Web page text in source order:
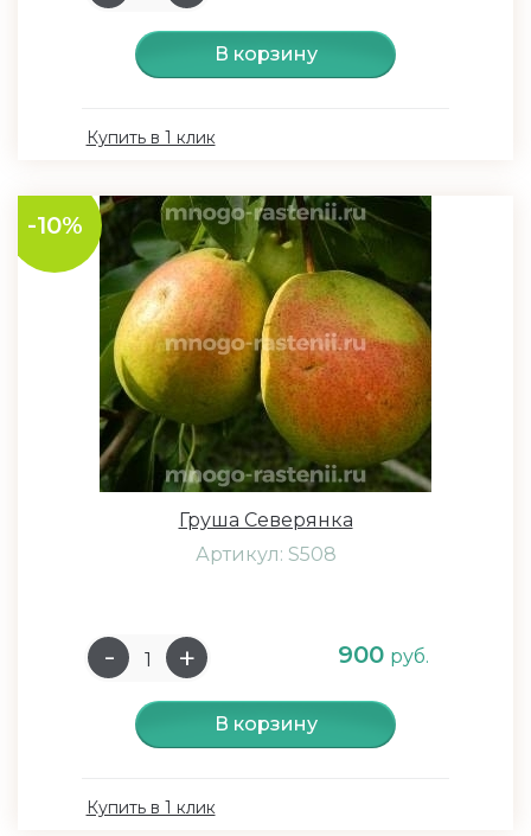
В корзину
Купить в 1 клик
-10%
Груша Северянка
Артикул: S508
900 руб.
В корзину
Купить в 1 клик